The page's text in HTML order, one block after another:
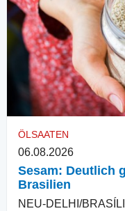
ÖLSAATEN
06.08.2026
Sesam: Deutlich
Brasilien
NEU-DELHI/